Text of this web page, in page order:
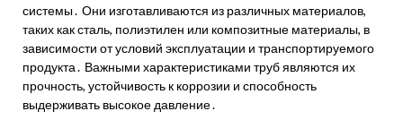
системы․ Они изготавливаются из различных материалов,
таких как сталь, полиэтилен или композитные материалы, в
зависимости от условий эксплуатации и транспортируемого
продукта․ Важными характеристиками труб являются их
прочность, устойчивость к коррозии и способность
выдерживать высокое давление․